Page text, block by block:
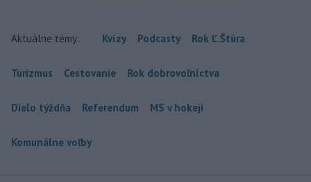
Aktuálne témy: Kvízy Podcasty Rok Ľ.Štúra
Turizmus Cestovanie Rok dobrovoľníctva
Dielo týždňa Referendum MS v hokeji
Komunálne voľby